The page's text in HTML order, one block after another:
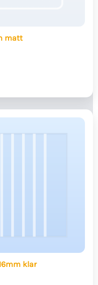
matt
klar